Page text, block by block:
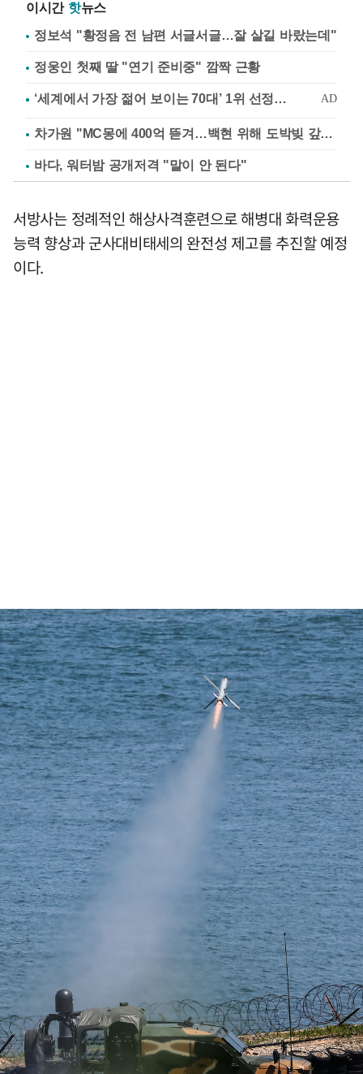
이시간 핫뉴스
정보석 "황정음 전 남편 서글서글…잘 살길 바랐는데"
정웅인 첫째 딸 "연기 준비중" 깜짝 근황
차가원 "MC몽에 400억 뜯겨…백현 위해 도박빚 갚아줘"
바다, 워터밤 공개저격 "말이 안 된다"
서방사는 정례적인 해상사격훈련으로 해병대 화력운용
능력 향상과 군사대비태세의 완전성 제고를 추진할 예정
이다.